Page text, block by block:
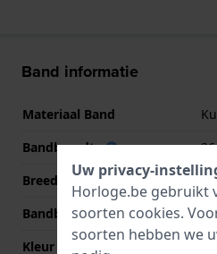
Band informatie
Materiaal Band
Bandbreedte
Breedte bandaanzet
Bandbreedte bij sluiting
Kleur Band
Uw privacy-
Horloge.be gebruikt
soorten cookies.
soorten hebben we